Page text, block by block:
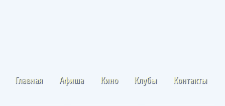
Главная Афиша Кино Клубы Контакты